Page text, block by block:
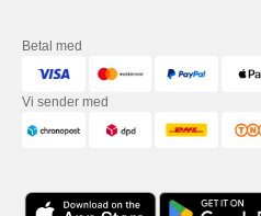
Betal med
Vi sender med